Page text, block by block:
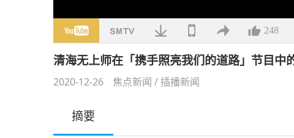
248
清海无上师在「携手照亮我们的道路」节目中
2020-12-26 焦点新闻 /插播新闻
摘要